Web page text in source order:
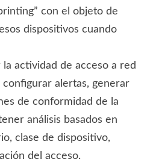
con el objeto de
dispositivos cuando
actividad de acceso a red
alertas, generar
de conformidad de la
análisis basados en
clase de dispositivo,
del acceso.